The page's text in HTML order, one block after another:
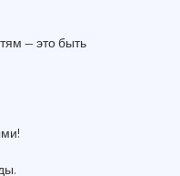
— это быть